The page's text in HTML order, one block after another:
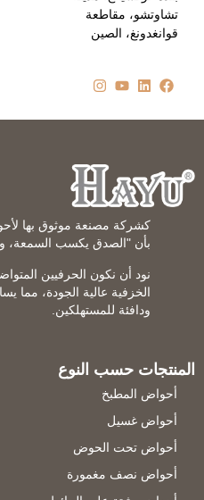
تشاوتشو، مقاطعة
قوانغدونغ، الصين
بأن "الصدق يكسب السمعة،
نود أن نكون الحرفيين
الخزفية عالية الجودة،
ودافئة للمستهلكين.
المنتجات حسب النوع
أحواض المطبخ
أحواض غسيل
أحواض تحت الحوض
أحواض نصف مغمورة